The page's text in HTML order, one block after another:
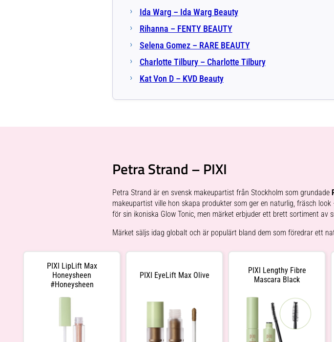
Ida Warg – Ida Warg Beauty
Rihanna – FENTY BEAUTY
Selena Gomez – RARE BEAUTY
Charlotte Tilbury – Charlotte Tilbury
Kat Von D – KVD Beauty
Petra Strand – PIXI
Petra Strand är en svensk makeupartist från Stockholm som grundade
makeupartist ville hon skapa produkter som ger en naturlig, fräsch
för sin ikoniska Glow Tonic, men märket erbjuder ett brett sortiment av
Märket säljs idag globalt och är populärt bland dem som föredrar ett
PIXI LipLift Max
Honeysheen
#Honeysheen
PIXI EyeLift Max Olive
PIXI Lengthy Fibre
Mascara Black